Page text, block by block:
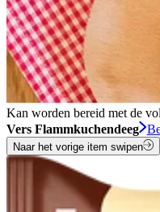
Kan worden bereid met de
Vers Flammkuchendeeg
Naar het vorige item swipen